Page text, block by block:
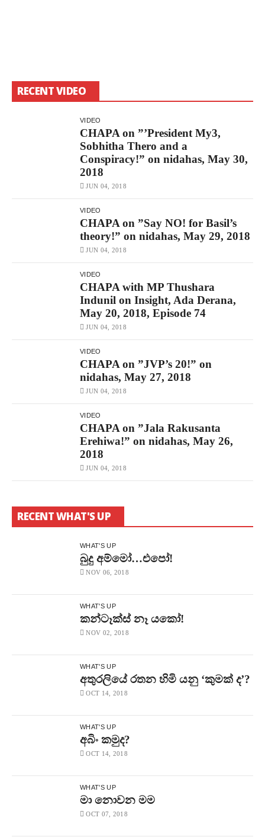
RECENT VIDEO
VIDEO
CHAPA on ”’President My3,
Sobhitha Thero and a
Conspiracy!” on nidahas, May 30,
2018
JUN 04, 2018
VIDEO
CHAPA on ”Say NO! for Basil’s
theory!” on nidahas, May 29, 2018
JUN 04, 2018
VIDEO
CHAPA with MP Thushara
Indunil on Insight, Ada Derana,
May 20, 2018, Episode 74
JUN 04, 2018
VIDEO
CHAPA on ”JVP’s 20!” on
nidahas, May 27, 2018
JUN 04, 2018
VIDEO
CHAPA on ”Jala Rakusanta
Erehiwa!” on nidahas, May 26,
2018
JUN 04, 2018
RECENT WHAT'S UP
WHAT'S UP
බුදු අම්මෝ…එපෝ!
NOV 06, 2018
WHAT'S UP
කන්ටෑක්ස් නෑ යකෝ!
NOV 02, 2018
WHAT'S UP
අතුරලියේ රතන හිමි යනු ‘කුමක් ද’?
OCT 14, 2018
WHAT'S UP
අබිං කමුද?
OCT 14, 2018
WHAT'S UP
මා නොවන මම
OCT 07, 2018